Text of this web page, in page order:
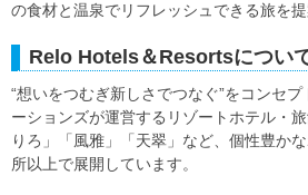
の食材と温泉でリフレッシュできる旅を提
Relo Hotels＆Resortsについ
“想いをつむぎ新しさでつなぐ”をコンセ
ーションズが運営するリゾートホテル・
りろ」「風雅」「天翠」など、個性豊か
所以上で展開しています。